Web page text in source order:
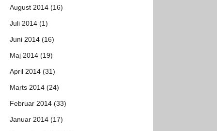
August 2014 (16)
Juli 2014 (1)
Juni 2014 (16)
Maj 2014 (19)
April 2014 (31)
Marts 2014 (24)
Februar 2014 (33)
Januar 2014 (17)